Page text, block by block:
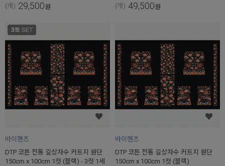
(개) 29,500원 (개) 49,500원
바이핸즈
DTP 코튼 전통 길상자수 커트지 원단
150cm x 100cm 1컷 (블랙) - 3컷 1세
바이핸즈
DTP 코튼 전통 길상자수 커트지 원단
150cm x 100cm 1컷 (블랙)